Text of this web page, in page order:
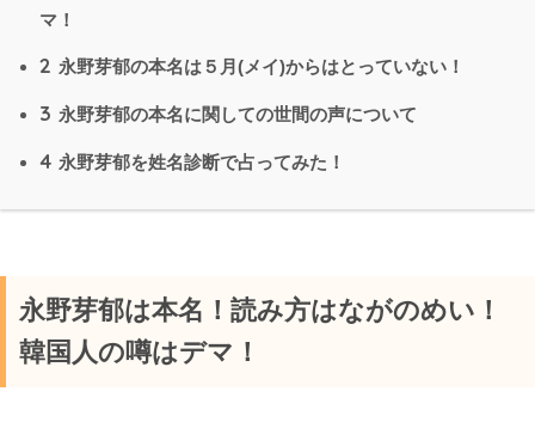
マ！
2 永野芽郁の本名は５月(メイ)からはとっていない！
3 永野芽郁の本名に関しての世間の声について
4 永野芽郁を姓名診断で占ってみた！
永野芽郁は本名！読み方はながのめい！
韓国人の噂はデマ！